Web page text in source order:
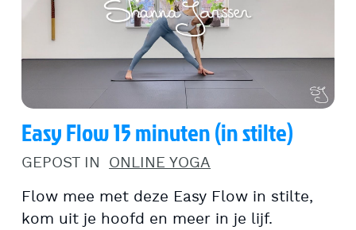
Easy Flow 15 minuten (in stilte)
GEPOST IN ONLINE YOGA
Flow mee met deze Easy Flow in stilte,
kom uit je hoofd en meer in je lijf.